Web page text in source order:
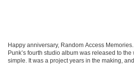
Happy anniversary, Random Access
Punk’s fourth studio album was released to
simple. It was a project years in the making,